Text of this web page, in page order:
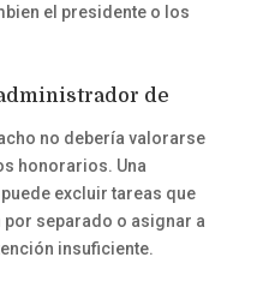
el presidente o los
de
no debería valorarse
honorarios. Una
excluir tareas que
separado o asignar a
insuficiente.